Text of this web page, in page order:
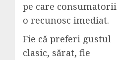
pe care consumatorii
o recunosc imediat.
Fie că preferi gustul
clasic, sărat, fie